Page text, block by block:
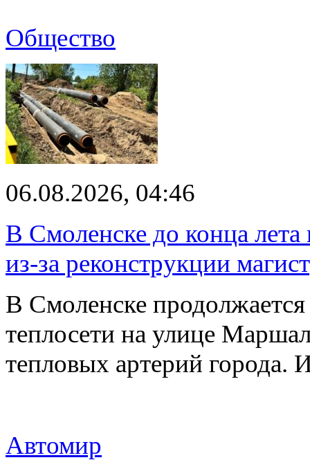
Общество
06.08.2026, 04:46
В Смоленске до конца
из-за реконструкции
В Смоленске
теплосети на улице
тепловых артерий
Автомир